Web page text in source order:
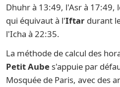
Dhuhr à 13:49, l'Asr à 17:49,
qui équivaut à l'Iftar durant
l'Icha à 22:35.
La méthode de calcul des
Petit Aube s'appuie par
Mosquée de Paris, avec des